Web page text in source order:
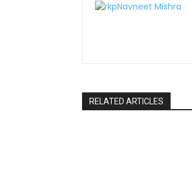
RELATED ARTICLES